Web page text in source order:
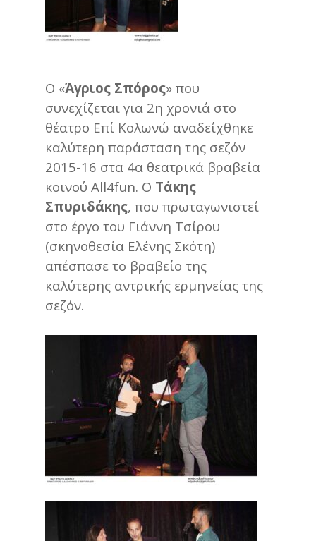
Ο «Άγριος Σπόρος» που
συνεχίζεται για 2η χρονιά στο
θέατρο Επί Κολωνώ αναδείχθηκε
καλύτερη παράσταση της σεζόν
2015-16 στα 4α θεατρικά βραβεία
κοινού All4fun. Ο Τάκης
Σπυριδάκης, που πρωταγωνιστεί
στο έργο του Γιάννη Τσίρου
(σκηνοθεσία Ελένης Σκότη)
απέσπασε το βραβείο της
καλύτερης αντρικής ερμηνείας της
σεζόν.